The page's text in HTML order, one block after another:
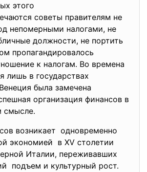
этого
советы правителям не
непомерными налогами, не
должности, не портить
пропагандировалось
к налогам. Во времена
лишь в государствах
была замечена
организация финансов в
смысле.
возникает одновременно
экономией в XV столетии
Италии, переживавших
подъем и культурный рост.